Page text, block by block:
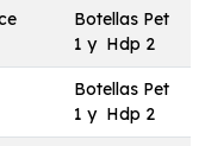
Botellas Pet
1 y Hdp 2
Botellas Pet
1 y Hdp 2